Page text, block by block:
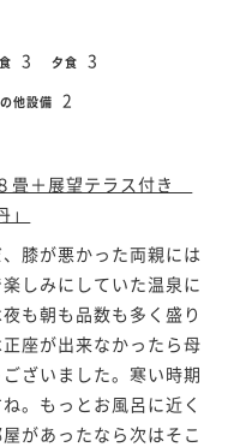
3 夕食 3
他設備 2
畳＋展望テラス付き
膝が悪かった両親には
しみにしていた温泉に
も朝も品数も多く盛り
座が出来なかったら母
ざいました。寒い時期
。もっとお風呂に近く
があったなら次はそこ